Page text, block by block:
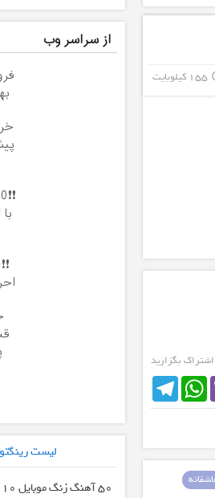
155 کیلوبایت
بگزارید
TelegramWhatsApp
از سراسر وب
لیست
50 آهنگ زنگ موبایل ios 10